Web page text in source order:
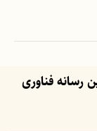
رسانه فناوری